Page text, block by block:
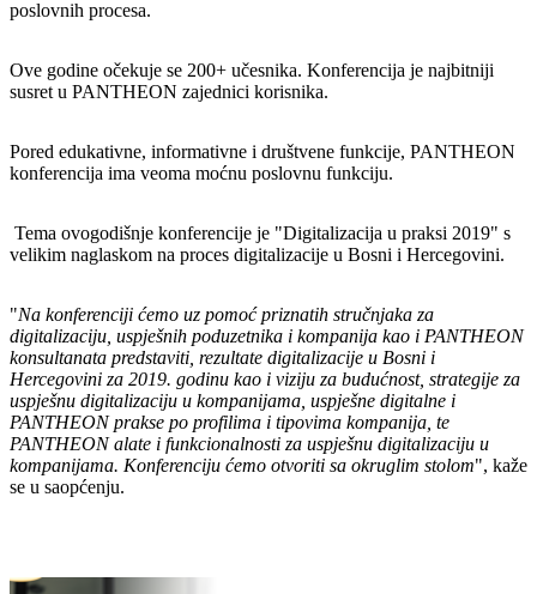
poslovnih procesa.
Ove godine očekuje se 200+ učesnika. Konferencija je najbitniji
susret u PANTHEON zajednici korisnika.
Pored edukativne, informativne i društvene funkcije, PANTHEON
konferencija ima veoma moćnu poslovnu funkciju.
Tema ovogodišnje konferencije je "Digitalizacija u praksi 2019" s
velikim naglaskom na proces digitalizacije u Bosni i Hercegovini.
"Na konferenciji ćemo uz pomoć priznatih stručnjaka za
digitalizaciju, uspješnih poduzetnika i kompanija kao i PANTHEON
konsultanata predstaviti, rezultate digitalizacije u Bosni i
Hercegovini za 2019. godinu kao i viziju za budućnost, strategije za
uspješnu digitalizaciju u kompanijama, uspješne digitalne i
PANTHEON prakse po profilima i tipovima kompanija, te
PANTHEON alate i funkcionalnosti za uspješnu digitalizaciju u
kompanijama. Konferenciju ćemo otvoriti sa okruglim stolom", kaže
se u saopćenju.